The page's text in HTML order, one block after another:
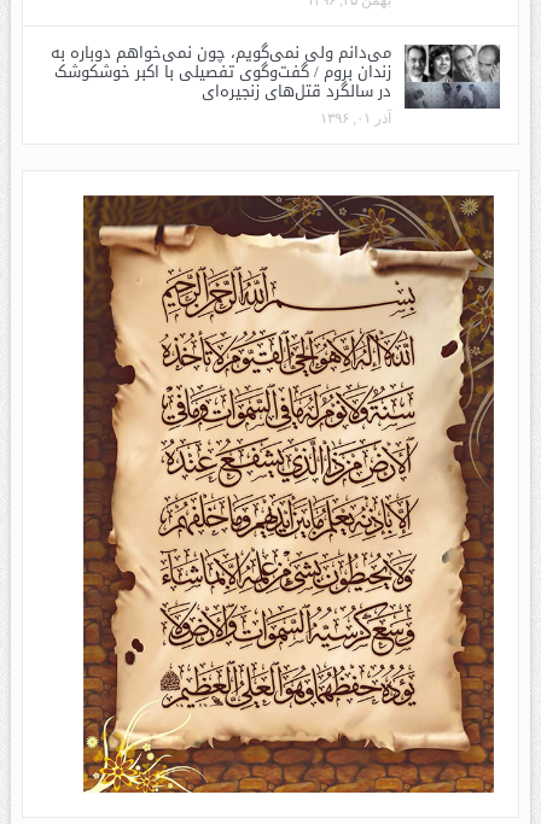
می‌دانم ولی نمی‌گویم، چون نمی‌خواهم دوباره به
زندان بروم / گفت‌وگوی تفصیلی با اکبر خوشکوشک
در سالگرد قتل‌های زنجیره‌ای
آذر ۰۱, ۱۳۹۶